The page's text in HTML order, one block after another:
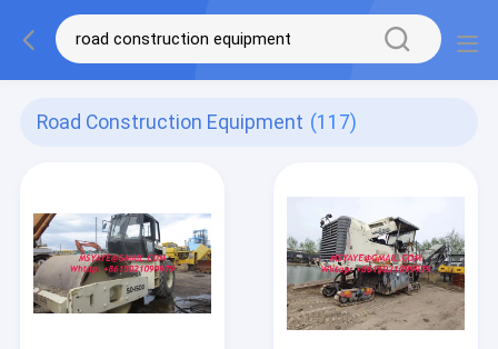
Road Construction Equipment (117)